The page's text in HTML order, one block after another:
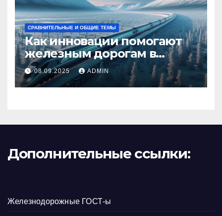
СРАВНИТЕЛЬНЫЕ И ОБЩИЕ ТЕМЫ
Как инновации помогают
железным дорогам в
условиях Арктики
08.09.2025 ADMIN
Дополнительные ссылки:
Железнодорожные ГОСТ-ы